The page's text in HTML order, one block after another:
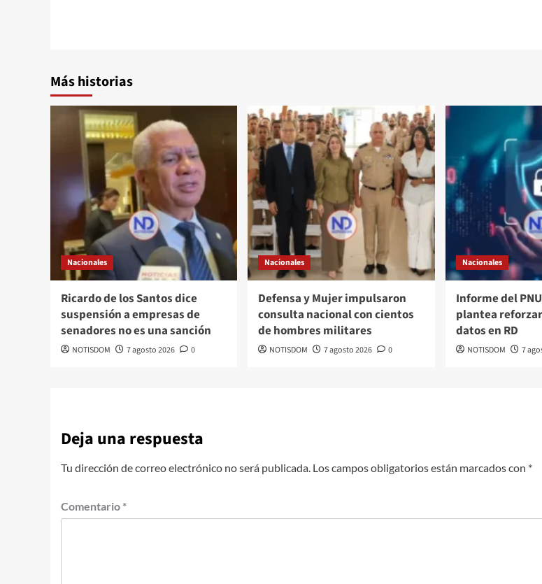
Más historias
Nacionales
Ricardo de los Santos dice
suspensión a empresas de
senadores no es una sanción
NOTISDOM 7 agosto 2026 0
Nacionales
Defensa y Mujer impulsaron
consulta nacional con cientos
de hombres militares
NOTISDOM 7 agosto 2026 0
Nacionales
Informe del
plantea
datos en RD
NOTISDOM 7
Deja una respuesta
Tu dirección de correo electrónico no será publicada. Los campos obligatorios están marcados con *
Comentario *